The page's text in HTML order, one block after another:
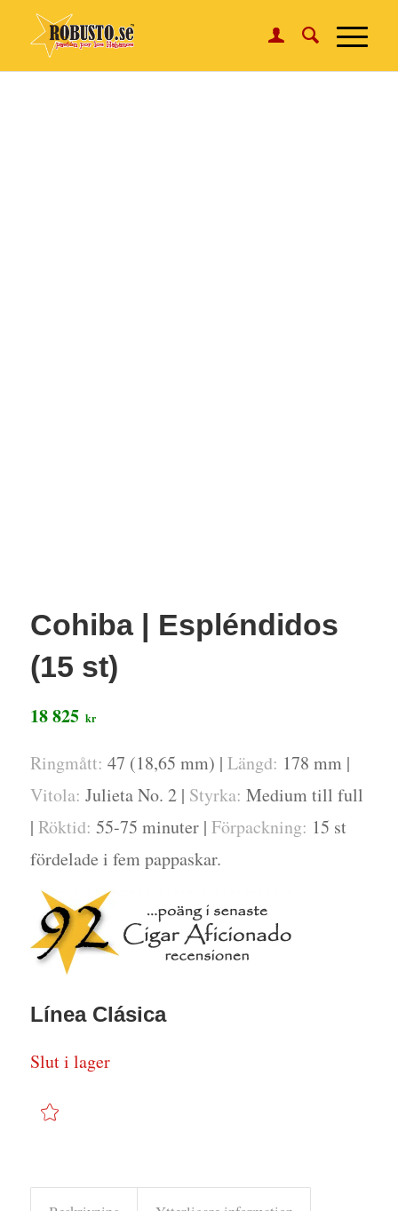
Cohiba | Espléndidos
(15 st)
18 825 kr
Ringmått: 47 (18,65 mm) | Längd: 178 mm |
Vitola: Julieta No. 2 | Styrka: Medium till full
| Röktid: 55-75 minuter | Förpackning: 15 st
fördelade i fem pappaskar.
Línea Clásica
Slut i lager